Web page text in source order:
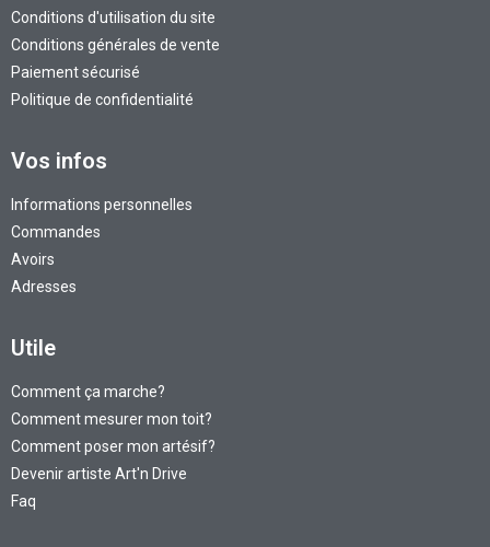
Conditions d'utilisation du site
Conditions générales de vente
Paiement sécurisé
Politique de confidentialité
Vos infos
Informations personnelles
Commandes
Avoirs
Adresses
Utile
Comment ça marche?
Comment mesurer mon toit?
Comment poser mon artésif?
Devenir artiste Art'n Drive
Faq